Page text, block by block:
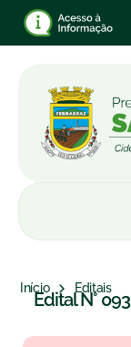
Início Editais
Edital N°